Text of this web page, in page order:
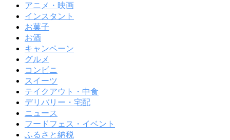
アニメ・映画
インスタント
お菓子
お酒
キャンペーン
グルメ
コンビニ
スイーツ
テイクアウト・中食
デリバリー・宅配
ニュース
フードフェス・イベント
ふるさと納税